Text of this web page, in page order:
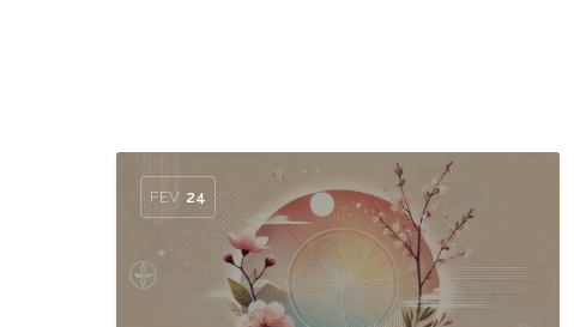
FÉV 24